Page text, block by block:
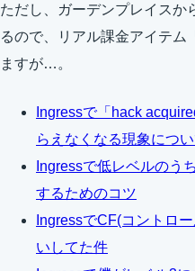
ただし、ガーデンプレイスか
るので、リアル課金アイテム
ますが…。
Ingressで「hack
らえなくなる現象につ
Ingressで低レベルのう
するためのコツ
IngressでCF(コントロ
いしてた件